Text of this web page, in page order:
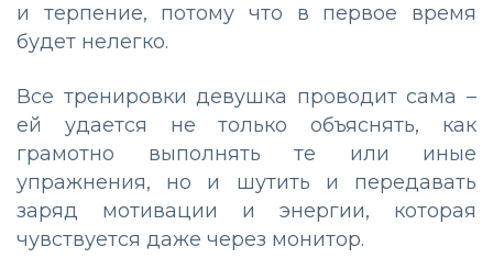
и терпение, потому что в первое время
будет нелегко.
Все тренировки девушка проводит сама –
ей удается не только объяснять, как
грамотно выполнять те или иные
упражнения, но и шутить и передавать
заряд мотивации и энергии, которая
чувствуется даже через монитор.